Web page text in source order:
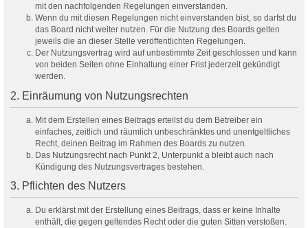
mit den nachfolgenden Regelungen einverstanden.
Wenn du mit diesen Regelungen nicht einverstanden bist, so darfst du
das Board nicht weiter nutzen. Für die Nutzung des Boards gelten
jeweils die an dieser Stelle veröffentlichten Regelungen.
Der Nutzungsvertrag wird auf unbestimmte Zeit geschlossen und kann
von beiden Seiten ohne Einhaltung einer Frist jederzeit gekündigt
werden.
2. Einräumung von Nutzungsrechten
Mit dem Erstellen eines Beitrags erteilst du dem Betreiber ein
einfaches, zeitlich und räumlich unbeschränktes und unentgeltliches
Recht, deinen Beitrag im Rahmen des Boards zu nutzen.
Das Nutzungsrecht nach Punkt 2, Unterpunkt a bleibt auch nach
Kündigung des Nutzungsvertrages bestehen.
3. Pflichten des Nutzers
Du erklärst mit der Erstellung eines Beitrags, dass er keine Inhalte
enthält, die gegen geltendes Recht oder die guten Sitten verstoßen.